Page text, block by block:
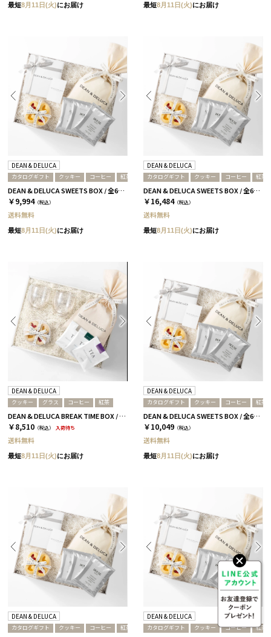
最短8月11日(火)にお届け 最短8月11日(火)にお届け
DEAN & DELUCA
カタログギフト クッキー コーヒー 紅茶
DEAN & DELUCA SWEETS BOX / 全6種［ディーン&デルーカ］ 紅茶 / ホワイト
￥9,994（税込）
送料無料
最短8月11日(火)にお届け
DEAN & DELUCA
カタログギフト クッキー コーヒー 紅茶
DEAN & DELUCA SWEETS BOX / 全6種［ディーン&デルーカ］ 紅茶 / プラチナ
￥16,484（税込）
送料無料
最短8月11日(火)にお届け
DEAN & DELUCA
クッキー グラス コーヒー 紅茶
DEAN & DELUCA BREAK TIME BOX / 全2種［ディーン＆デルーカ］ 紅茶
￥8,510 （税込） 入荷待ち
送料無料
最短8月11日(火)にお届け
DEAN & DELUCA
カタログギフト クッキー コーヒー 紅茶
DEAN & DELUCA SWEETS BOX / 全6種［ディーン&デルーカ］ コーヒー / ホワイト
￥10,049 （税込）
送料無料
最短8月11日(火)にお届け
DEAN & DELUCA
カタログギフト クッキー コーヒー 紅茶
DEAN & DELUCA
カタログギフト クッキー コーヒー 紅茶